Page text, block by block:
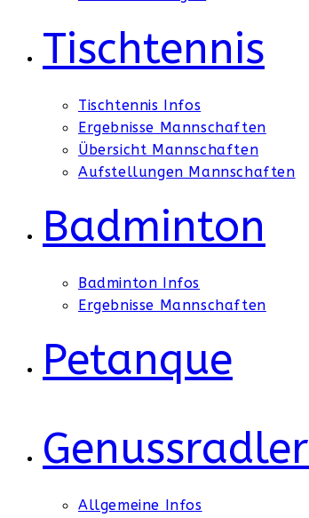
Tischtennis
Tischtennis Infos
Ergebnisse Mannschaften
Übersicht Mannschaften
Aufstellungen Mannschaften
Badminton
Badminton Infos
Ergebnisse Mannschaften
Petanque
Genussradler
Allgemeine Infos